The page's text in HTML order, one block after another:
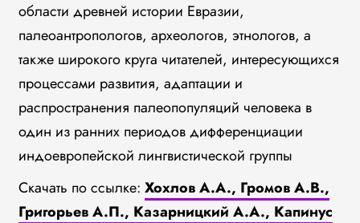
области древней истории Евразии,
палеоантропологов, археологов, этнологов, а
также широкого круга читателей, интересующихся
процессами развития, адаптации и
распространения палеопопуляций человека в
один из ранних периодов дифференциации
индоевропейской лингвистической группы
Скачать по ссылке: Хохлов А.А., Громов А.В.,
Григорьев А.П., Казарницкий А.А., Капинус